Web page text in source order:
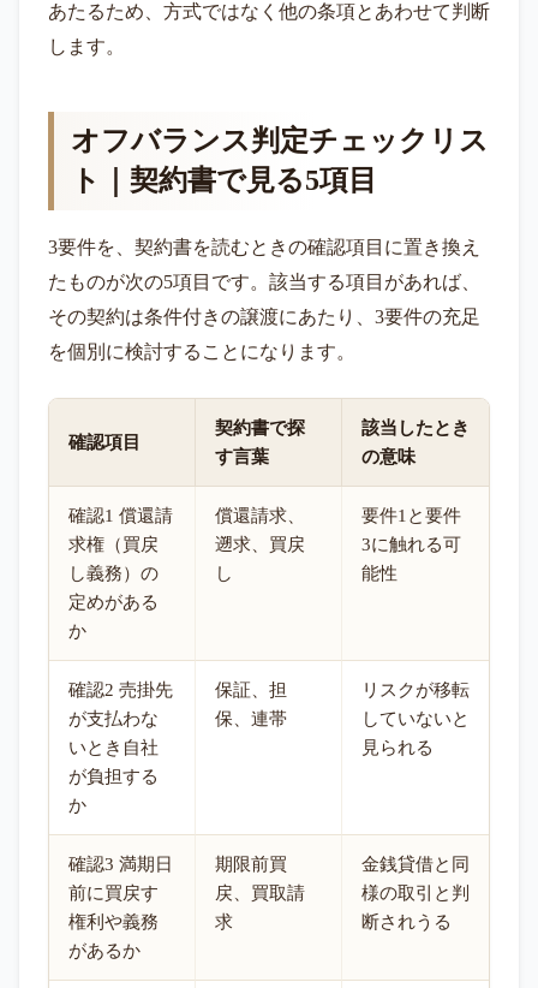
あたるため、方式ではなく他の条項とあわせて判断
します。
オフバランス判定チェックリス
ト｜契約書で見る5項目
3要件を、契約書を読むときの確認項目に置き換え
たものが次の5項目です。該当する項目があれば、
その契約は条件付きの譲渡にあたり、3要件の充足
を個別に検討することになります。
確認項目
契約書で探
す言葉
該当したとき
の意味
確認1 償還請
求権（買戻
し義務）の
定めがある
か
償還請求、
遡求、買戻
し
要件1と要件
3に触れる可
能性
確認2 売掛先
が支払わな
いとき自社
が負担する
か
保証、担
保、連帯
リスクが移転
していないと
見られる
確認3 満期日
前に買戻す
権利や義務
があるか
期限前買
戻、買取請
求
金銭貸借と同
様の取引と判
断されうる